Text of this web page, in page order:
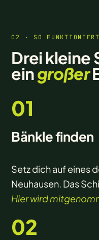
02 · SO
Drei kleine
eingroßer
01
Bänkle finden
Setz dich auf eines
Neuhausen. Das
Hier wird
02